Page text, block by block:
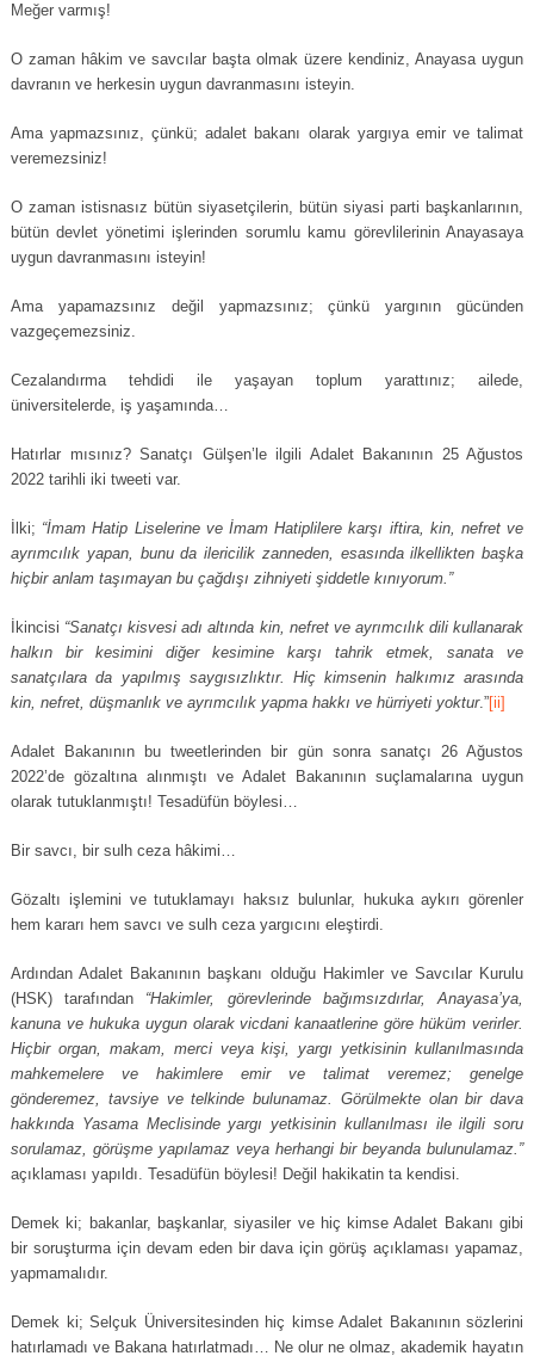
Meğer varmış!
O zaman hâkim ve savcılar başta olmak üzere kendiniz, Anayasa uygun
davranın ve herkesin uygun davranmasını isteyin.
Ama yapmazsınız, çünkü; adalet bakanı olarak yargıya emir ve talimat
veremezsiniz!
O zaman istisnasız bütün siyasetçilerin, bütün siyasi parti başkanlarının,
bütün devlet yönetimi işlerinden sorumlu kamu görevlilerinin Anayasaya
uygun davranmasını isteyin!
Ama yapamazsınız değil yapmazsınız; çünkü yargının gücünden
vazgeçemezsiniz.
Cezalandırma tehdidi ile yaşayan toplum yarattınız; ailede,
üniversitelerde, iş yaşamında…
Hatırlar mısınız? Sanatçı Gülşen’le ilgili Adalet Bakanının 25 Ağustos
2022 tarihli iki tweeti var.
İlki; “İmam Hatip Liselerine ve İmam Hatiplilere karşı iftira, kin, nefret ve
ayrımcılık yapan, bunu da ilericilik zanneden, esasında ilkellikten başka
hiçbir anlam taşımayan bu çağdışı zihniyeti şiddetle kınıyorum.”
İkincisi “Sanatçı kisvesi adı altında kin, nefret ve ayrımcılık dili kullanarak
halkın bir kesimini diğer kesimine karşı tahrik etmek, sanata ve
sanatçılara da yapılmış saygısızlıktır. Hiç kimsenin halkımız arasında
kin, nefret, düşmanlık ve ayrımcılık yapma hakkı ve hürriyeti yoktur.”[ii]
Adalet Bakanının bu tweetlerinden bir gün sonra sanatçı 26 Ağustos
2022’de gözaltına alınmıştı ve Adalet Bakanının suçlamalarına uygun
olarak tutuklanmıştı! Tesadüfün böylesi…
Bir savcı, bir sulh ceza hâkimi…
Gözaltı işlemini ve tutuklamayı haksız bulunlar, hukuka aykırı görenler
hem kararı hem savcı ve sulh ceza yargıcını eleştirdi.
Ardından Adalet Bakanının başkanı olduğu Hakimler ve Savcılar Kurulu
(HSK) tarafından “Hakimler, görevlerinde bağımsızdırlar, Anayasa’ya,
kanuna ve hukuka uygun olarak vicdani kanaatlerine göre hüküm verirler.
Hiçbir organ, makam, merci veya kişi, yargı yetkisinin kullanılmasında
mahkemelere ve hakimlere emir ve talimat veremez; genelge
gönderemez, tavsiye ve telkinde bulunamaz. Görülmekte olan bir dava
hakkında Yasama Meclisinde yargı yetkisinin kullanılması ile ilgili soru
sorulamaz, görüşme yapılamaz veya herhangi bir beyanda bulunulamaz.”
açıklaması yapıldı. Tesadüfün böylesi! Değil hakikatin ta kendisi.
Demek ki; bakanlar, başkanlar, siyasiler ve hiç kimse Adalet Bakanı gibi
bir soruşturma için devam eden bir dava için görüş açıklaması yapamaz,
yapmamalıdır.
Demek ki; Selçuk Üniversitesinden hiç kimse Adalet Bakanının sözlerini
hatırlamadı ve Bakana hatırlatmadı… Ne olur ne olmaz, akademik hayatın